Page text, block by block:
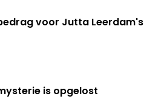
voor Jutta Leerdam's
is opgelost